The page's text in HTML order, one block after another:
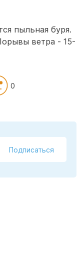
пыльная буря.
ветра - 15-
0
Подписаться